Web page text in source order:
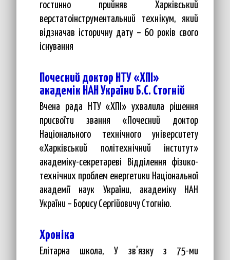
гостинно прийняв Харківський
верстатоінструментальний технікум, який
відзначав історичну дату – 60 років свого
існування
Почесний доктор НТУ «ХПІ»
академік НАН України Б.С. Стогній
Вчена рада НТУ «ХПІ» ухвалила рішення
присвоїти звання «Почесний доктор
Національного технічного університету
«Харківський політехнічний інститут»
академіку-секретареві Відділення фізико-
технічних проблем енергетики Національної
академії наук України, академіку НАН
України – Борису Сергійовичу Стогнію.
Хроніка
Елітарна школа, У зв’язку з 75-ми